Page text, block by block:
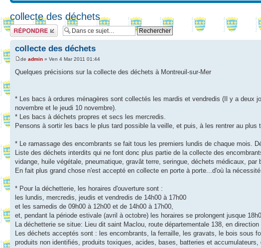
collecte des déchets
Répondre
collecte des déchets
de admin » Ven 4 Mar 2011 01:44
Quelques précisions sur la collecte des déchets à Montreuil-sur-Mer
* Les bacs à ordures ménagères sont collectés les mardis et vendredis (Il y a deux
novembre et le jeudi 10 novembre).
* Les bacs à déchets propres et secs les mercredis.
Pensons à sortir les bacs le plus tard possible la veille, et puis, à les rentrer au plus
* Le ramassage des encombrants se fait tous les premiers lundis de chaque mois.
Liste des déchets interdits qui ne font donc plus partie de la collecte des
vidange, huile végétale, pneumatique, gravât terre, seringue, déchets médicaux,
En fait plus grand chose n'est accepté en collecte en porte à porte...d'où la
* Pour la déchetterie, les horaires d'ouverture sont :
les lundis, mercredis, jeudis et vendredis de 14h00 à 17h00
et les samedis de 09h00 à 12h00 et de 14h00 à 17h00,
et, pendant la période estivale (avril à octobre) les horaires se prolongent jusque
La déchetterie se situe: Lieu dit saint Maclou, route départementale 138, en
Les déchets acceptés sont : les encombrants, la ferraille, les gravats, le bois sous
produits non identifiés, produits toxiques, acides, bases, batteries et